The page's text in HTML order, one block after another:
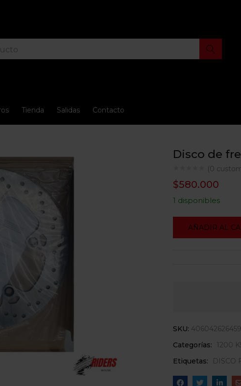
Tienda Salidas Contacto
Disco de
(0
$580.000
1 disponibles
AÑADIR AL
SKU:
Categorías:
1200
Etiquetas:
DISCO